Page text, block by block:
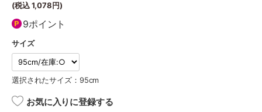
(税込1,078円)
9ポイント
サイズ
選択されたサイズ：95cm
お気に入りに登録する